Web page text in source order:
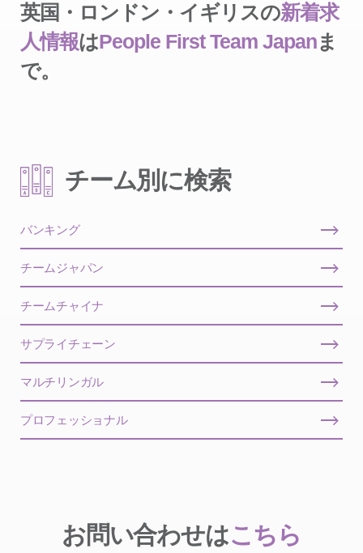
英国・ロンドン・イギリスの新着求
人情報はPeople First Team Japanま
で。
チーム別に検索
バンキング
チームジャパン
チームチャイナ
サプライチェーン
マルチリンガル
プロフェッショナル
お問い合わせはこちら